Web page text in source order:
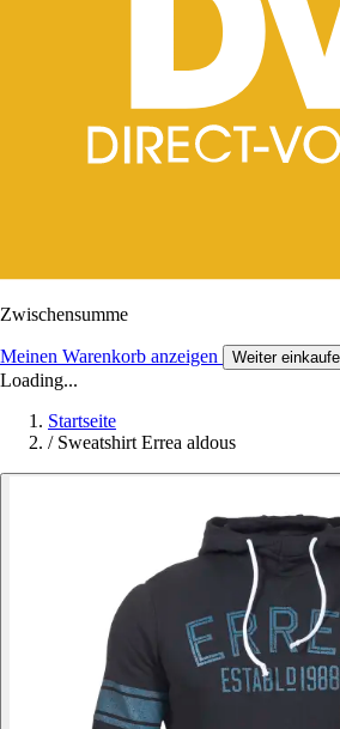
Zwischensumme
Meinen Warenkorb anzeigen Weiter
Loading...
Startseite
/ Sweatshirt Errea aldous